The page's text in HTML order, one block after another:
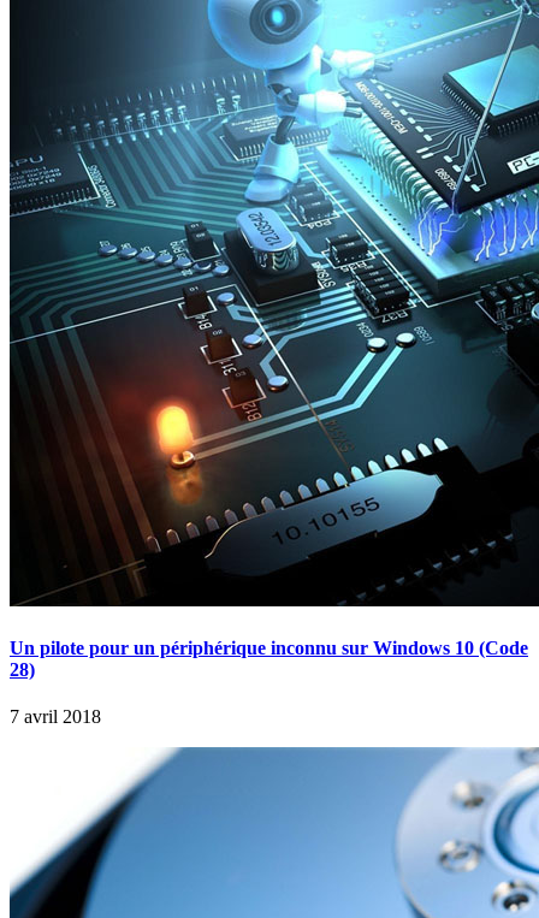
Un pilote pour un périphérique inconnu sur Windows 10 (Code
28)
7 avril 2018